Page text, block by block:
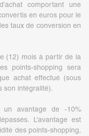
comportant une
en euros pour le
taux de conversion en
(12) mois à partir de la
points-shopping sera
achat effectué (sous
son intégralité).
un avantage de -10%
L’avantage est
des points-shopping,